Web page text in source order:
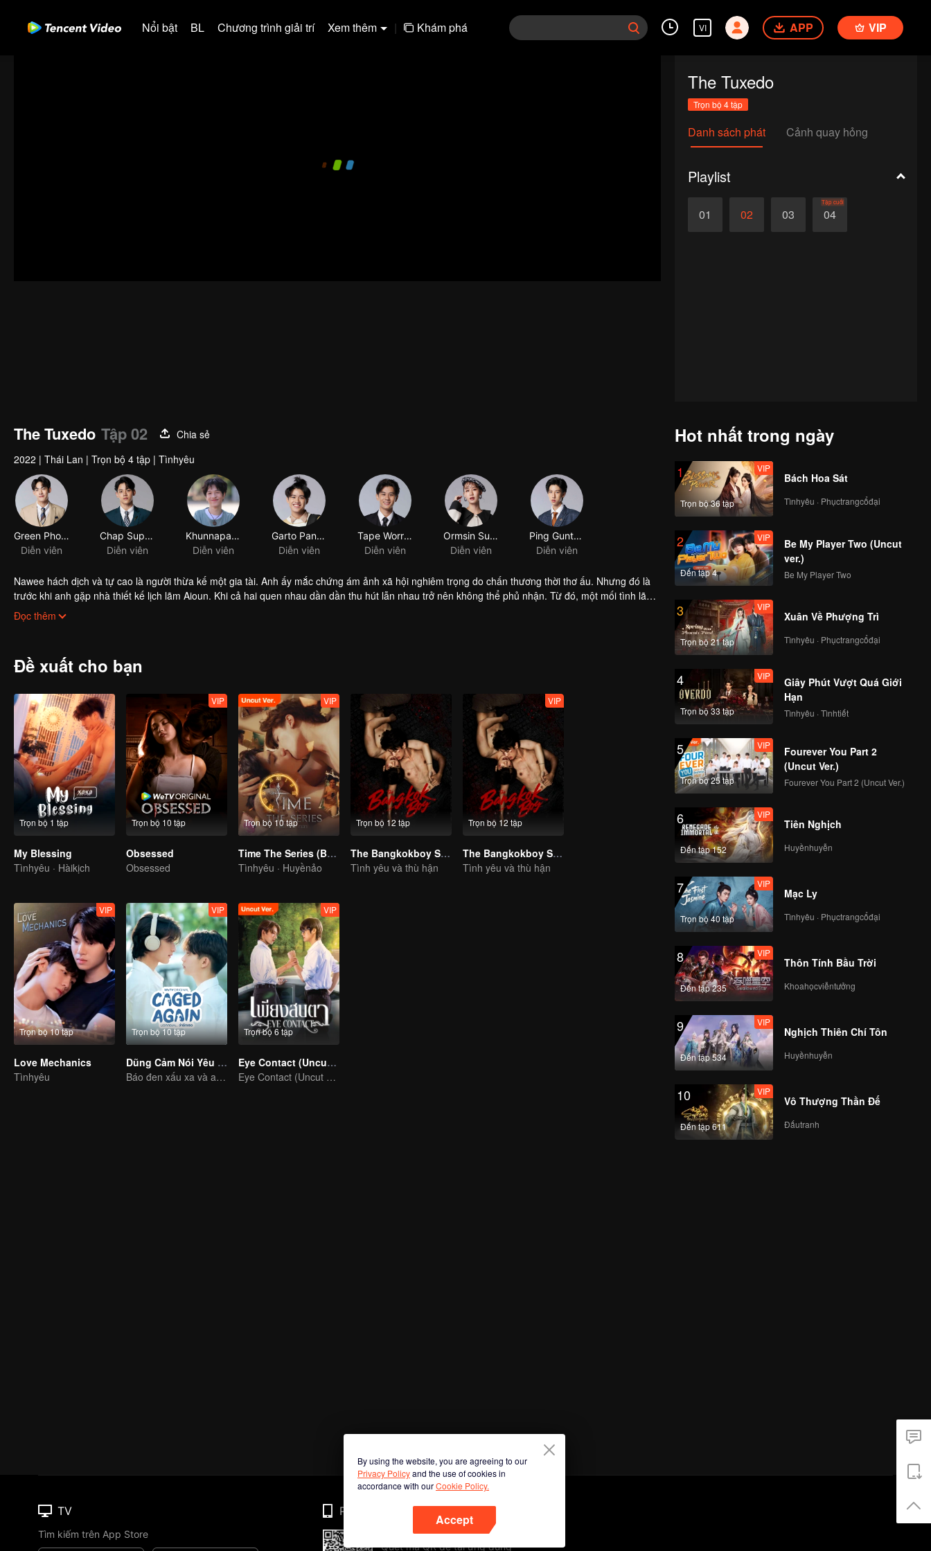
Nổi bật BL Chương trình giải trí Xem thêm | Khám phá VI APP VIP
The Tuxedo
Trọn bộ 4 tập
Danh sách phát Cảnh quay hỏng
Playlist
01 02 03 04
Tập cuối
The Tuxedo Tập 02
Chia sẻ
2022 | Thái Lan | Trọn bộ 4 tập | Tìnhyêu
Green Phongsathorn Padungktiwong
Diễn viên
Chap Suppacheep Chanapai
Diễn viên
Khunnapat Pichetworawut
Diễn viên
Garto Pannawit Phattanasiri
Diễn viên
Tape Worrachai Sirikongsuwan
Diễn viên
Ormsin Supitcha Limsommut
Diễn viên
Ping Guntapat Kasemsan Na Ayudhya
Diễn viên
Nawee hách dịch và tự cao là người thừa kế một gia tài. Anh ấy mắc chứng ám ảnh xã hội nghiêm trọng do chấn thương thời thơ ấu. Nhưng đó là
trước khi anh gặp nhà thiết kế lịch lãm Aioun. Khi cả hai quen nhau dần dần thu hút lẫn nhau trở nên không thể phủ nhận. Từ đó, một mối tình lãng
mạn được thiết kế riêng cho cả cuộc đời.
Bossy and self-centered Nawee is an heir to a fortune. He suffers from serious social phobia due to his childhood trauma. But that was before he
met the gentleman designer Aioun. As the two get to know each other, the mutual attraction becomes undeniable. A romance tailored for a lifetime
Đọc thêm
Đề xuất cho bạn
Trọn bộ 1 tập
My Blessing
Tìnhyêu · Hàikịch
Trọn bộ 10 tập
VIP
Obsessed
Obsessed
Trọn bộ 10 tập
VIP
Time The Series (Bản Uncut)
Tìnhyêu · Huyềnảo
Trọn bộ 12 tập
The Bangkokboy Series
Tình yêu và thù hận
Trọn bộ 12 tập
VIP
The Bangkokboy Series (Uncut Ver.)
Tình yêu và thù hận
Trọn bộ 10 tập
VIP
Love Mechanics
Tìnhyêu
Trọn bộ 10 tập
VIP
Dũng Cảm Nói Yêu Người
Báo đen xấu xa và anh chàng chim cánh cụt
Trọn bộ 6 tập
VIP
Eye Contact (Uncut Ver.)
Eye Contact (Uncut Ver.)
Hot nhất trong ngày
1
Trọn bộ 36 tập
VIP
Bách Hoa Sát
Tìnhyêu · Phụctrangcổđại
2
Đến tập 4
VIP
Be My Player Two (Uncut
ver.)
Be My Player Two
3
Trọn bộ 21 tập
VIP
Xuân Về Phượng Trì
Tìnhyêu · Phụctrangcổđại
4
Trọn bộ 33 tập
VIP
Giây Phút Vượt Quá Giới
Hạn
Tìnhyêu · Tìnhtiết
5
Trọn bộ 25 tập
VIP
Fourever You Part 2
(Uncut Ver.)
Fourever You Part 2 (Uncut Ver.)
6
Đến tập 152
VIP
Tiên Nghịch
Huyềnhuyễn
7
Trọn bộ 40 tập
VIP
Mạc Ly
Tìnhyêu · Phụctrangcổđại
8
Đến tập 235
VIP
Thôn Tính Bầu Trời
Khoahọcviễntưởng
9
Đến tập 534
VIP
Nghịch Thiên Chí Tôn
Huyềnhuyễn
10
Đến tập 611
VIP
Vô Thượng Thần Đế
Đấutranh
By using the website, you are agreeing to our
Privacy Policyand the use of cookies in
accordance with ourCookie Policy.
Accept
TV
Tìm kiếm trên App Store
Phone
Quét mã QR để tải ứng dụng